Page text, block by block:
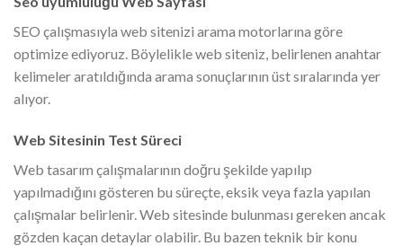
SEO çalışmasıyla web sitenizi arama motorlarına göre
optimize ediyoruz. Böylelikle web siteniz, belirlenen anahtar
kelimeler aratıldığında arama sonuçlarının üst sıralarında yer
alıyor.
Web Sitesinin Test Süreci
Web tasarım çalışmalarının doğru şekilde yapılıp
yapılmadığını gösteren bu süreçte, eksik veya fazla yapılan
çalışmalar belirlenir. Web sitesinde bulunması gereken ancak
gözden kaçan detaylar olabilir. Bu bazen teknik bir konu